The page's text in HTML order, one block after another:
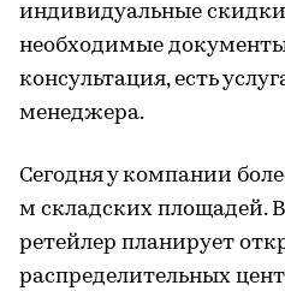
индивидуальные
необходимые
консультация, есть
менеджера.
Сегодня у компании
м складских площадей.
ретейлер планирует
распределительных